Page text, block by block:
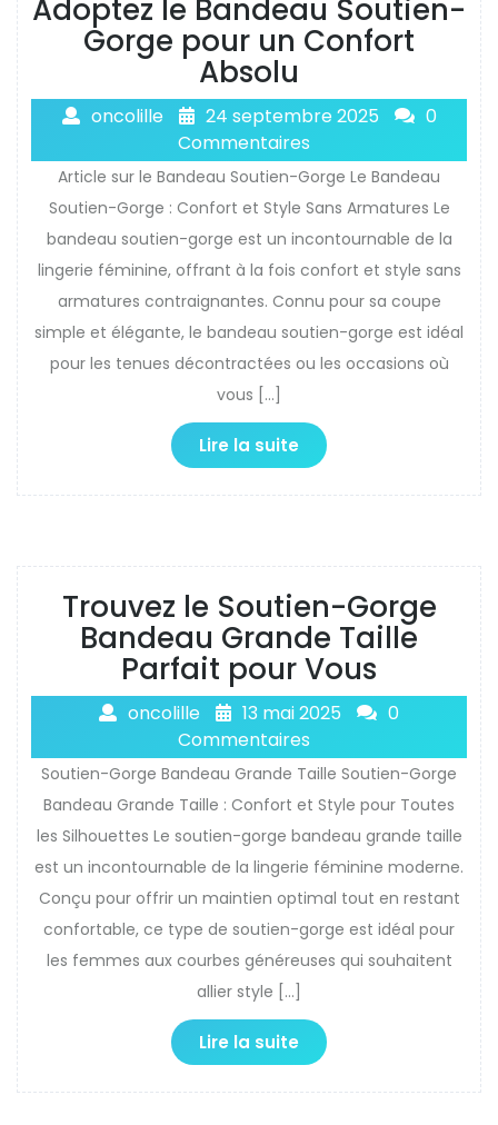
Adoptez le Bandeau Soutien-
Gorge pour un Confort
Absolu
oncolille 24 septembre 2025
0
Commentaires
Article sur le Bandeau Soutien-Gorge Le Bandeau
Soutien-Gorge : Confort et Style Sans Armatures Le
bandeau soutien-gorge est un incontournable de la
lingerie féminine, offrant à la fois confort et style sans
armatures contraignantes. Connu pour sa coupe
simple et élégante, le bandeau soutien-gorge est idéal
pour les tenues décontractées ou les occasions où
vous […]
Lire la suite
Trouvez le Soutien-Gorge
Bandeau Grande Taille
Parfait pour Vous
oncolille 13 mai 2025
0
Commentaires
Soutien-Gorge Bandeau Grande Taille Soutien-Gorge
Bandeau Grande Taille : Confort et Style pour Toutes
les Silhouettes Le soutien-gorge bandeau grande taille
est un incontournable de la lingerie féminine moderne.
Conçu pour offrir un maintien optimal tout en restant
confortable, ce type de soutien-gorge est idéal pour
les femmes aux courbes généreuses qui souhaitent
allier style […]
Lire la suite